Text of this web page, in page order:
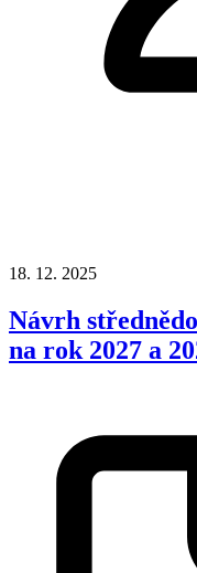
18. 12. 2025
Návrh
na rok 2027 a